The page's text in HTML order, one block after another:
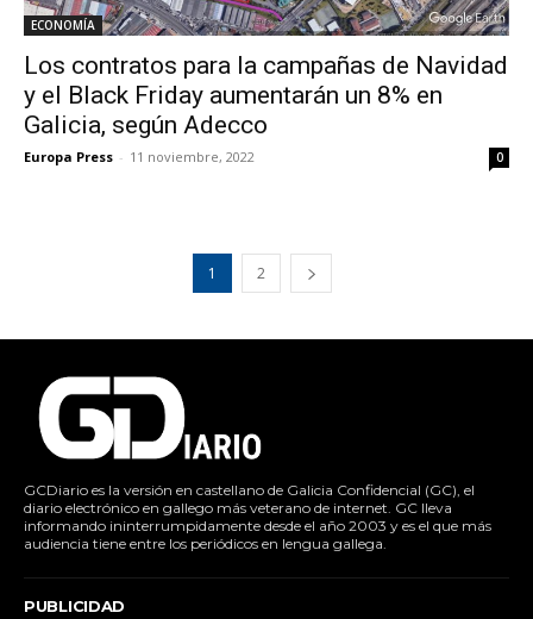
ECONOMÍA
Los contratos para la campañas de Navidad
y el Black Friday aumentarán un 8% en
Galicia, según Adecco
Europa Press - 11 noviembre, 2022 0
1 2
GCDiario es la versión en castellano de Galicia Confidencial (GC), el
diario electrónico en gallego más veterano de internet. GC lleva
informando ininterrumpidamente desde el año 2003 y es el que más
audiencia tiene entre los periódicos en lengua gallega.
PUBLICIDAD